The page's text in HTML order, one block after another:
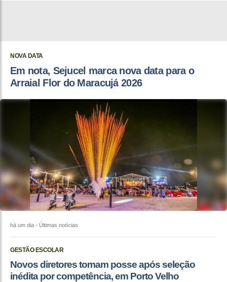
NOVA DATA
Em nota, Sejucel marca nova data para o
Arraial Flor do Maracujá 2026
há um dia - Últimas notícias
GESTÃO ESCOLAR
Novos diretores tomam posse após seleção
inédita por competência, em Porto Velho